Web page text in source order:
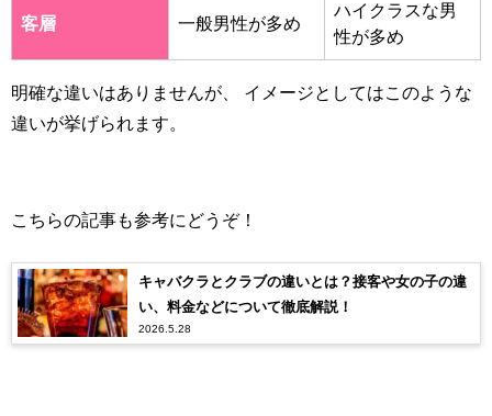
客層 一般男性が多め
ハイクラスな男
性が多め
明確な違いはありませんが、 イメージとしてはこのような
違いが挙げられます。
こちらの記事も参考にどうぞ！
キャバクラとクラブの違いとは？接客や女の子の違
い、料金などについて徹底解説！
2026.5.28